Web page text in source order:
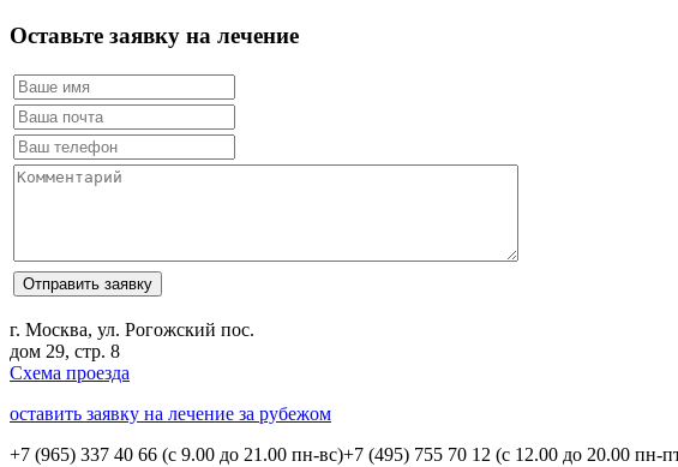
Оставьте заявку на лечение
г. Москва, ул. Рогожский пос.
дом 29, стр. 8
Схема проезда
оставить заявку на лечение за рубежом
+7 (965) 337 40 66 (с 9.00 до 21.00 пн-вс)+7 (495) 755 70 12 (с 12.00 до 20.00 пн-